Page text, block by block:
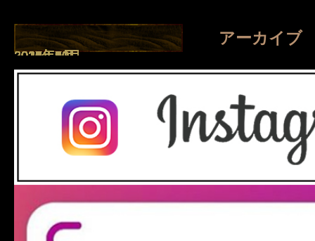
アーカイブ
2026年8月
2026年7月
2026年4月
2026年1月
2025年8月
2025年7月
2025年5月
2025年2月
2025年1月
2024年9月
2024年7月
2023年11月
2023年10月
2023年2月
2022年11月
2022年2月
2021年10月
2021年9月
2021年7月
2021年6月
2021年5月
2021年4月
2021年2月
2021年1月
2020年5月
2020年4月
2019年3月
2018年10月
2018年9月
2017年11月
2017年10月
2017年8月
2017年6月
2017年5月
2017年4月
2017年3月
2017年2月
2016年12月
2016年11月
2016年10月
2016年8月
2016年7月
2016年6月
2016年5月
2016年4月
2016年3月
2016年2月
2016年1月
2015年12月
2015年11月
2015年10月
2015年9月
2015年8月
2015年7月
2015年6月
2015年5月
2015年4月
2015年2月
2014年11月
2014年10月
2014年9月
2014年8月
2014年7月
2014年6月
2014年5月
2014年4月
2014年3月
2014年2月
2014年1月